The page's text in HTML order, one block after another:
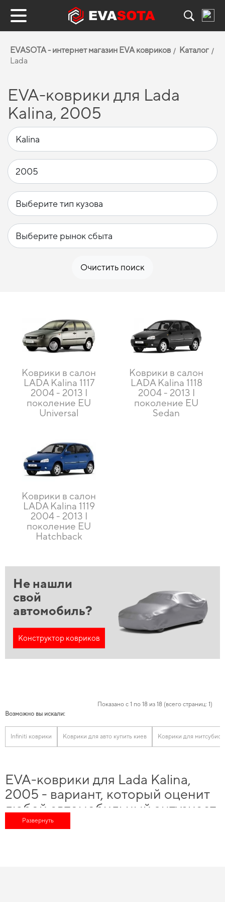
EVASOTA - интернет магазин EVA ковриков
Каталог
Lada
EVA-коврики для Lada
Kalina, 2005
Очистить поиск
Коврики в салон
LADA Kalina 1117
2004 - 2013 I
поколение EU
Universal
Коврики в салон
LADA Kalina 1118
2004 - 2013 I
поколение EU
Sedan
Коврики в салон
LADA Kalina 1119
2004 - 2013 I
поколение EU
Hatchback
Не нашли
свой
автомобиль?
Конструктор ковриков
Показано с 1 по 18 из 18 (всего страниц: 1)
Возможно вы искали:
Infiniti коврики Коврики для авто купить киев Коврики для митсубиси
EVA-коврики для Lada Kalina,
2005 - вариант, который оценит
любой автомобильный энтузиаст
Наше наличие включает широкий спектр надежных аксессуаров, которые
Развернуть